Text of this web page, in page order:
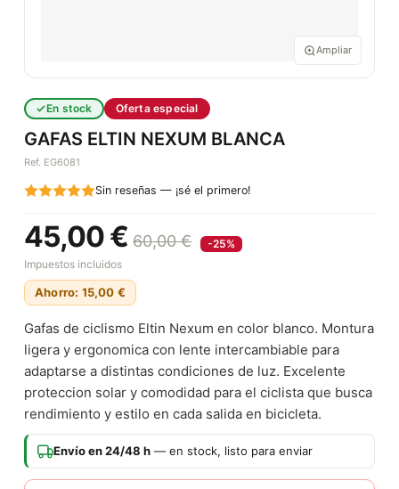
Ampliar
En stock Oferta especial
GAFAS ELTIN NEXUM BLANCA
Ref. EG6081
Sin reseñas — ¡sé el primero!
45,00 € 60,00 €
-25%
Impuestos incluidos
Ahorro: 15,00 €
Gafas de ciclismo Eltin Nexum en color blanco. Montura
ligera y ergonomica con lente intercambiable para
adaptarse a distintas condiciones de luz. Excelente
proteccion solar y comodidad para el ciclista que busca
rendimiento y estilo en cada salida en bicicleta.
Envío en 24/48 h — en stock, listo para enviar